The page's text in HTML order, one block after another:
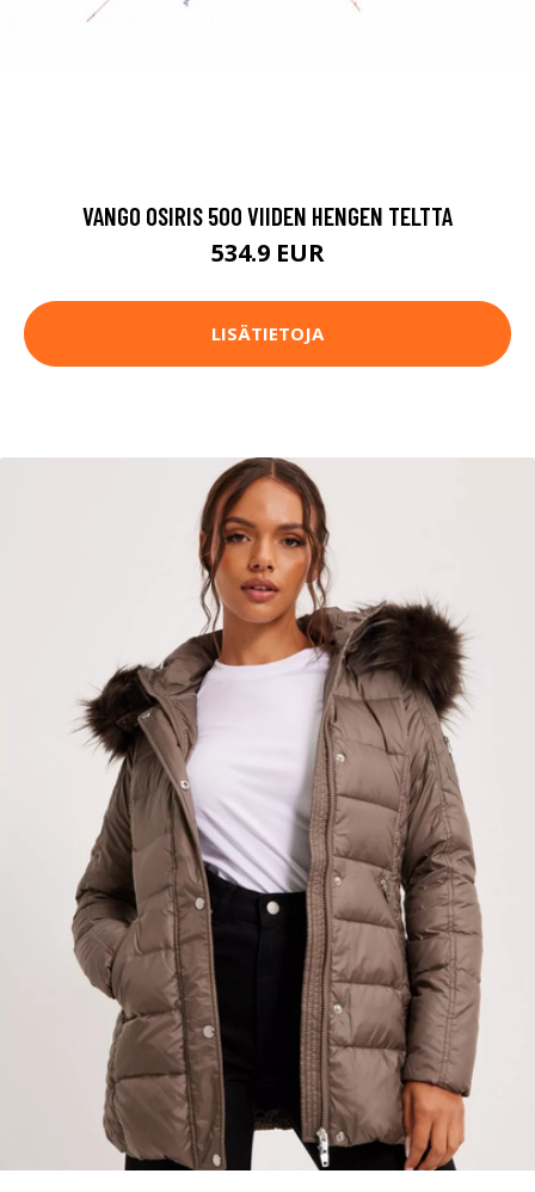
VANGO OSIRIS 500 VIIDEN HENGEN TELTTA
534.9 EUR
LISÄTIETOJA